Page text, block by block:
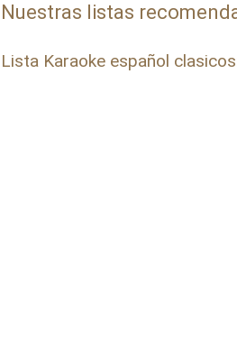
Nuestras listas
Lista Karaoke español